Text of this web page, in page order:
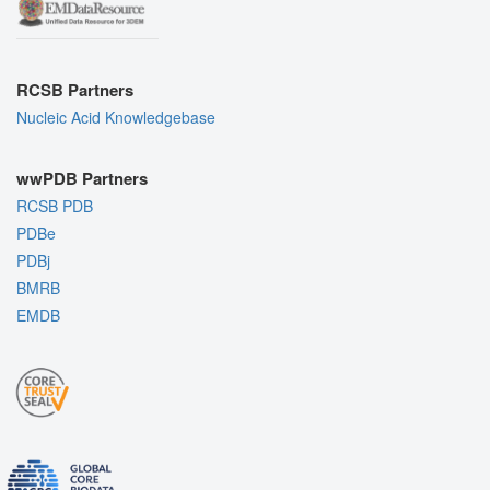
RCSB Partners
Nucleic Acid Knowledgebase
wwPDB Partners
RCSB PDB
PDBe
PDBj
BMRB
EMDB